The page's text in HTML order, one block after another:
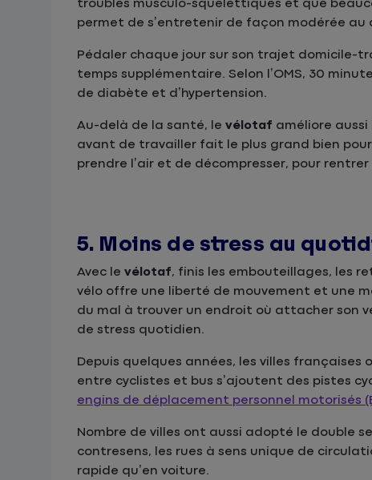
troubles musculo-squelettiques et que
permet de s’entretenir de façon modérée au
Pédaler chaque jour sur son trajet domicile-
temps supplémentaire. Selon l’OMS, 30
de diabète et d’hypertension.
Au-delà de la santé, le vélotaf améliore aussi
avant de travailler fait le plus grand bien
prendre l’air et de décompresser, pour
5. Moins de stress au
Avec le vélotaf, finis les embouteillages, les
vélo offre une liberté de mouvement et une
du mal à trouver un endroit où attacher son
de stress quotidien.
Depuis quelques années, les villes
entre cyclistes et bus s’ajoutent des pistes
engins de déplacement personnel motorisés
Nombre de villes ont aussi adopté le double
contresens, les rues à sens unique de
rapide qu’en voiture.